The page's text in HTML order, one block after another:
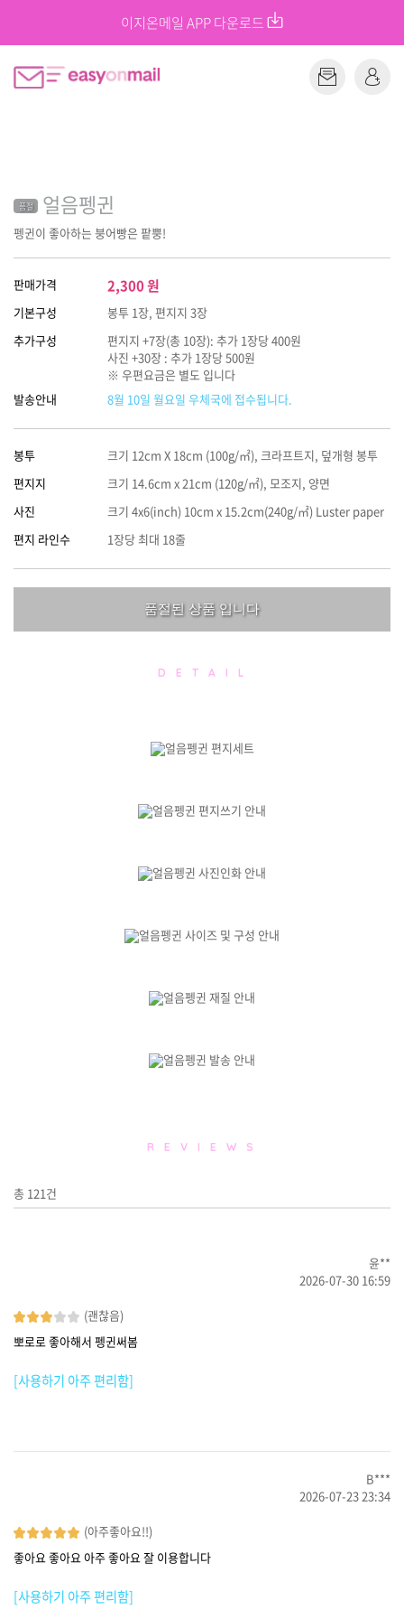
품절 얼음펭귄
펭귄이 좋아하는 붕어빵은 팥뿡!
판매가격 2,300원
기본구성
봉투 1장, 편지지 3장
추가구성
편지지 +7장(총 10장): 추가 1장당 400원
사진 +30장 : 추가 1장당 500원
※ 우편요금은 별도 입니다
발송안내
8월 10일 월요일 우체국에 접수됩니다.
봉투
크기 12cm X 18cm (100g/㎡), 크라프트지, 덮개형 봉투
편지지
크기 14.6cm x 21cm (120g/㎡), 모조지, 양면
사진
크기 4x6(inch) 10cm x 15.2cm(240g/㎡) Luster paper
편지 라인수
1장당 최대 18줄
품절된 상품 입니다
D E T A I L
R E V I E W S
총 121건
윤**
2026-07-30 16:59
(괜찮음)
뽀로로 좋아해서 펭귄써봄
[사용하기 아주 편리함]
B***
2026-07-23 23:34
(아주좋아요!!)
좋아요 좋아요 아주 좋아요 잘 이용합니다
[사용하기 아주 편리함]
이지온메일 APP 다운로드